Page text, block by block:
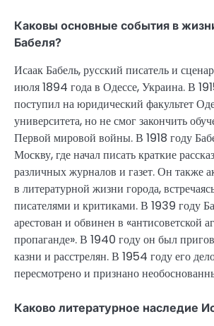
Каковы основные события в
Бабеля?
Исаак Бабель, русский писатель и
июля 1894 года в Одессе, Украина. В
поступил на юридический факультет
университета, но не смог закончить
Первой мировой войны. В 1918 году
Москву, где начал писать краткие
различных журналов и газет. Он также
в литературной жизни города,
писателями и критиками. В 1939 году
арестован и обвинен в «антисоветской
пропаганде». В 1940 году он был
казни и расстрелян. В 1954 году его
пересмотрено и признано
Каково литературное наследие